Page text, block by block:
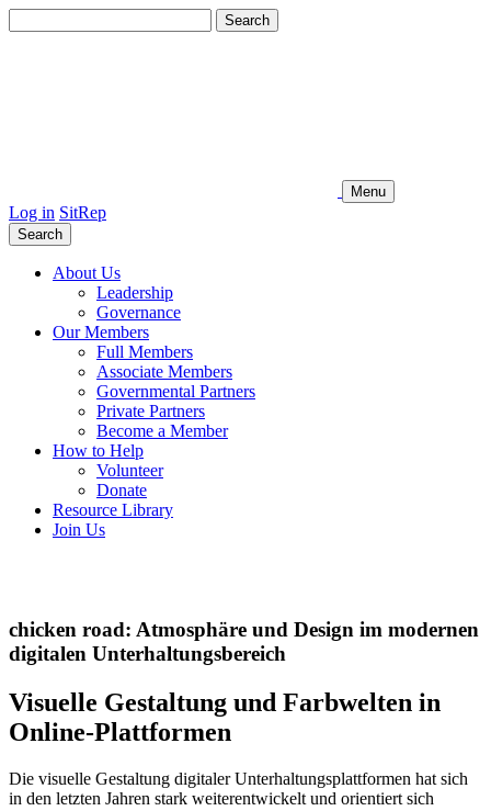
for:
Menu
Log in SitRep
Search
About Us
Leadership
Governance
Our Members
Full Members
Associate Members
Governmental Partners
Private Partners
Become a Member
How to Help
Volunteer
Donate
Resource Library
Join Us
chicken road: Atmosphäre und Design im modernen
digitalen Unterhaltungsbereich
Visuelle Gestaltung und Farbwelten in
Online-Plattformen
Die visuelle Gestaltung digitaler Unterhaltungsplattformen hat sich
in den letzten Jahren stark weiterentwickelt und orientiert sich